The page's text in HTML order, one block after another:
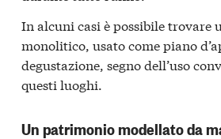
In alcuni casi è possibile trovare
monolitico, usato come piano
degustazione, segno dell’uso
questi luoghi.
Un patrimonio modellato da